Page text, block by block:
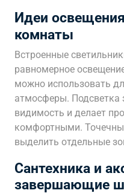
Идеи
комнаты
Встроенные
равномерное
можно использовать
атмосферы. Подсветка
видимость и делает
комфортными.
выделить отдельные
Сантехника и
завершающие